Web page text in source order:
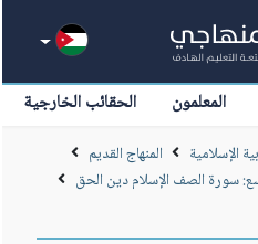
المعلمون الحقائب الخارجية
الإسلامية
المنهاج القديم
سورة الصف الإسلام دين الحق